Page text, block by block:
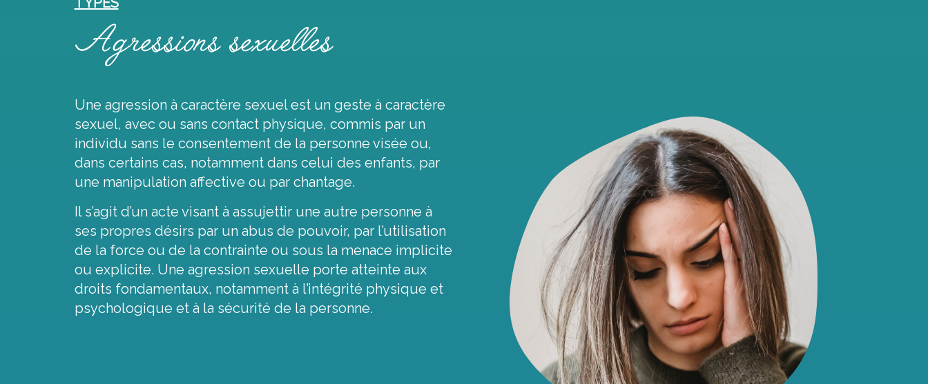
Agressions sexuelles
Une agression à caractère sexuel est un geste à caractère
sexuel, avec ou sans contact physique, commis par un
individu sans le consentement de la personne visée ou,
dans certains cas, notamment dans celui des enfants, par
une manipulation affective ou par chantage.
Il s’agit d’un acte visant à assujettir une autre personne à
ses propres désirs par un abus de pouvoir, par l’utilisation
de la force ou de la contrainte ou sous la menace implicite
ou explicite. Une agression sexuelle porte atteinte aux
droits fondamentaux, notamment à l’intégrité physique et
psychologique et à la sécurité de la personne.